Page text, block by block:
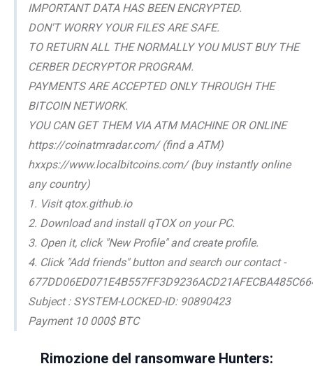
IMPORTANT DATA HAS BEEN ENCRYPTED.
DON'T WORRY YOUR FILES ARE SAFE.
TO RETURN ALL THE NORMALLY YOU MUST BUY THE
CERBER DECRYPTOR PROGRAM.
PAYMENTS ARE ACCEPTED ONLY THROUGH THE
BITCOIN NETWORK.
YOU CAN GET THEM VIA ATM MACHINE OR ONLINE
https://coinatmradar.com/ (find a ATM)
hxxps://www.localbitcoins.com/ (buy instantly online
any country)
1. Visit qtox.github.io
2. Download and install qTOX on your PC.
3. Open it, click "New Profile" and create profile.
4. Click "Add friends" button and search our contact -
Subject : SYSTEM-LOCKED-ID: 90890423
Payment 10 000$ BTC
Rimozione del ransomware Hunters: